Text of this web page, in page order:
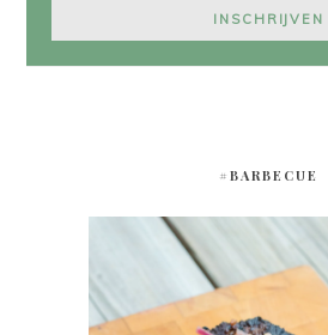
#BARBECUE